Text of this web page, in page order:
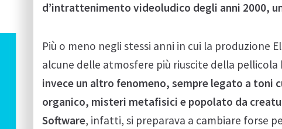
d’intrattenimento videoludico degli anni 2000,
Più o meno negli stessi anni in cui la produzione
alcune delle atmosfere più riuscite della pellicola
invece un altro fenomeno, sempre legato a
organico, misteri metafisici e popolato da
Software, infatti, si preparava a cambiare forse